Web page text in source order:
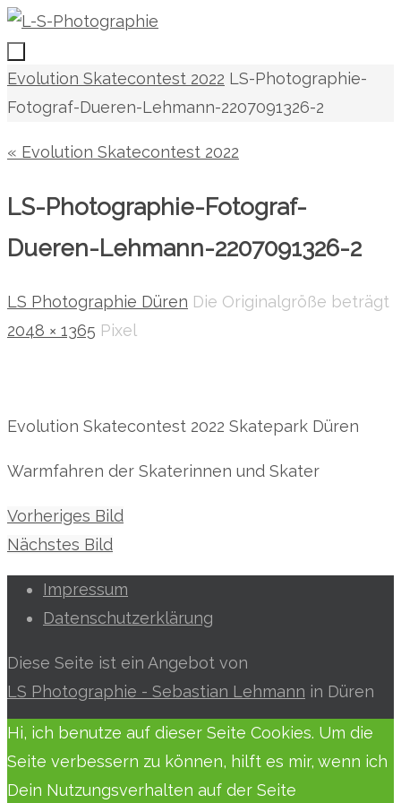
Zum
Inhalt
springen
Zum
Inhalt
Start
Evolution Skatecontest 2022 LS-Photographie-
Fotograf-Dueren-Lehmann-2207091326-2
« Evolution Skatecontest 2022
LS-Photographie-Fotograf-
Dueren-Lehmann-2207091326-2
LS Photographie Düren Die Originalgröße beträgt
2048 × 1365 Pixel
Evolution Skatecontest 2022 Skatepark Düren
Warmfahren der Skaterinnen und Skater
Vorheriges Bild
Nächstes Bild
Impressum
Datenschutzerklärung
Diese Seite ist ein Angebot von
LS Photographie - Sebastian Lehmann in Düren
Hi, ich benutze auf dieser Seite Cookies. Um die
Seite verbessern zu können, hilft es mir, wenn ich
Dein Nutzungsverhalten auf der Seite